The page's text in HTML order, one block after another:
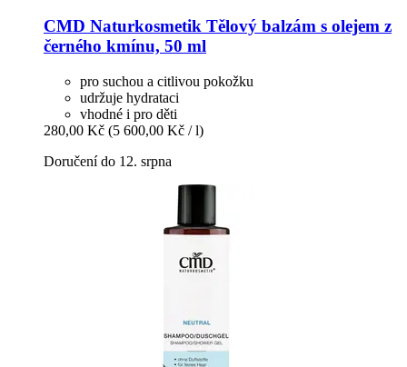
CMD Naturkosmetik Tělový balzám s olejem z
černého kmínu, 50 ml
pro suchou a citlivou pokožku
udržuje hydrataci
vhodné i pro děti
280,00 Kč (5 600,00 Kč / l)
Doručení do 12. srpna